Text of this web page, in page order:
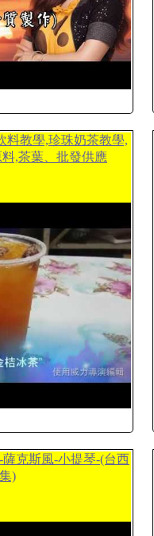
料教學,珍珠奶茶教學,
,茶葉、批發供應
薩克斯風-小提琴-(台西
)